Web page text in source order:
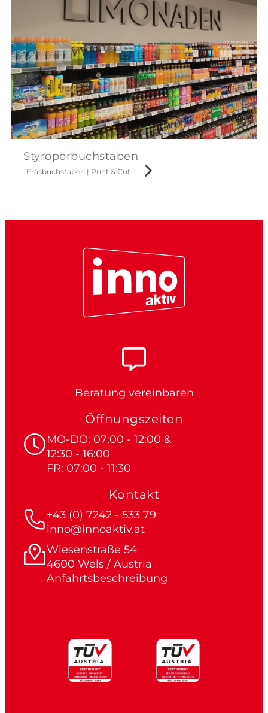
Styroporbuchstaben
Fräsbuchstaben | Print & Cut
Beratung vereinbaren
Öffnungszeiten
MO-DO: 07:00 - 12:00 &
12:30 - 16:00
FR: 07:00 - 11:30
Kontakt
+43 (0) 7242 - 533 79
inno@innoaktiv.at
Wiesenstraße 54
4600 Wels / Austria
Anfahrtsbeschreibung